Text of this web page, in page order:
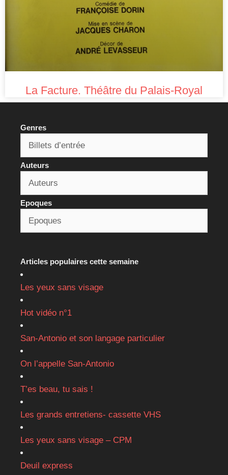
La Facture. Théâtre du Palais-Royal
Genres
Auteurs
Epoques
Articles populaires cette semaine
Les yeux sans visage
Hot vidéo n°1
San-Antonio et son langage particulier
On l’appelle San-Antonio
T’es beau, tu sais !
Les grands entretiens- cassette VHS
Les yeux sans visage – CPM
Deuil express